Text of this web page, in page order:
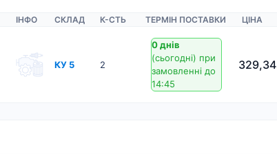
ІНФО СКЛАД К-CТЬ ТЕРМІН ПОСТАВКИ ЦІНА
КУ 5 2
0 днів
(сьогодні) при
замовленні до
14:45
329,34